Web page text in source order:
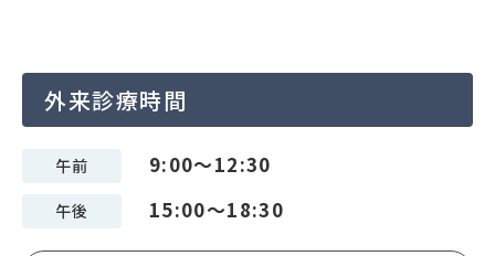
外来診療時間
午前 9:00～12:30
午後 15:00～18:30